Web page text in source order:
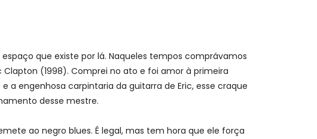
que existe por lá. Naqueles tempos comprávamos
(1998). Comprei no ato e foi amor à primeira
a engenhosa carpintaria da guitarra de Eric, esse craque
desse mestre.
ao negro blues. É legal, mas tem hora que ele força